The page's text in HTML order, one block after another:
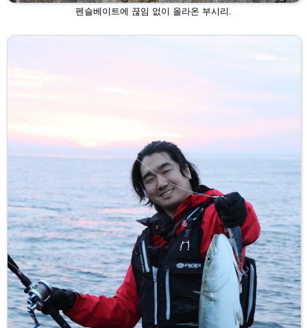
펜슬베이트에 끊임 없이 올라온 부시리.